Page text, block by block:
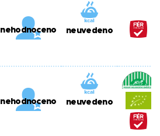
nehodnoceno neuvedeno
nehodnoceno neuvedeno